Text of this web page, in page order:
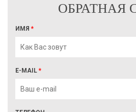
ОБРАТНАЯ
ИМЯ *
E-MAIL *